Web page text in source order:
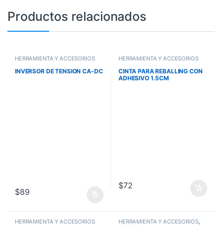
Productos relacionados
HERRAMIENTA Y ACCESORIOS
INVERSOR DE TENSION CA-DC
$89
HERRAMIENTA Y ACCESORIOS
CINTA PARA REBALLING CON
ADHESIVO 1.5CM
$72
HERRAMIENTA Y ACCESORIOS HERRAMIENTA Y ACCESORIOS,